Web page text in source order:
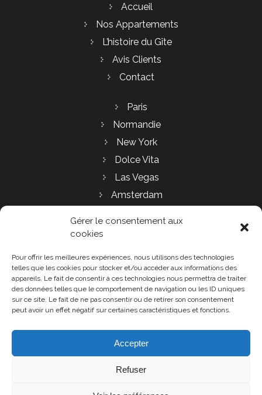
Gérer le consentement aux
cookies
Pour offrir les meilleures expériences, nous utilisons des technologies
telles que les cookies pour stocker et/ou accéder aux informations des
appareils. Le fait de consentir à ces technologies nous permettra de traiter
des données telles que le comportement de navigation ou les ID uniques
sur ce site. Le fait de ne pas consentir ou de retirer son consentement
peut avoir un effet négatif sur certaines caractéristiques et fonctions.
Accepter
Refuser
Accueil
Nos Appartements
L’histoire du Gîte
Avis Clients
Contact
Paris
Normandie
New York
Dolce Vita
Las Vegas
Amsterdam
Nouveau Rustique (PMR)
Retrouvez d'autres informations sur notre page
Booking.com
Gîte de L'aumondière L'aumondière
14110 Condé sur Noireau
+33 6 20 01 26 58 gite.laumondiere@gmail.com